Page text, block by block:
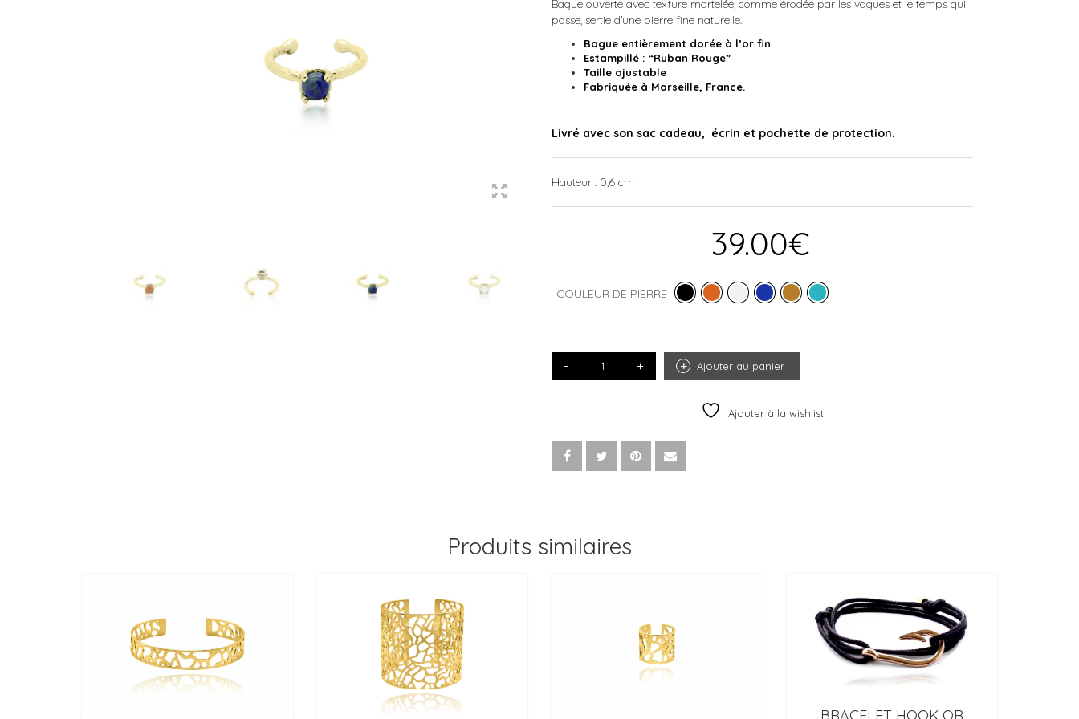
Bague ouverte avec texture martelée, comme érodée par les vagues et le temps qui
passe, sertie d’une pierre fine naturelle.
Bague entièrement dorée à l’or fin
Estampillé : “Ruban Rouge”
Taille ajustable
Fabriquée à Marseille, France.
Livré avec son sac cadeau, écrin et pochette de protection.
Hauteur : 0,6 cm
39.00€
COULEUR DE PIERRE
OR
Ajouter au panier
Ajouter à la wishlist
Produits similaires